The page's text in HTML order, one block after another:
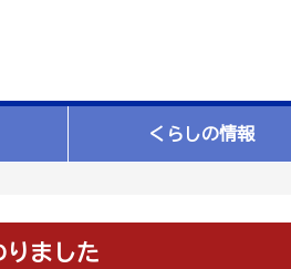
くらしの情報
りました